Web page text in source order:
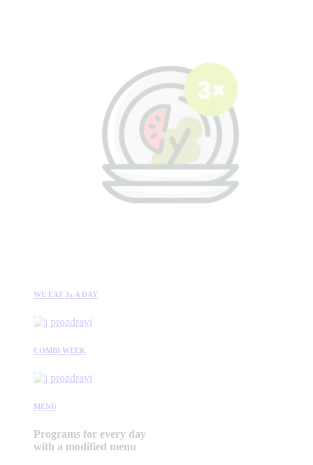
WE EAT 3x A DAY
COMBI WEEK
MENU
Programs for every day
with a modified menu